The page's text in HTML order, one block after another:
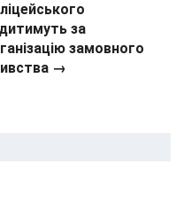
за
замовного
→